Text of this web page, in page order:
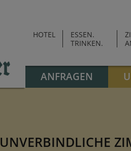
HOTEL
ESSEN.
TRINKEN.
ANFRAGEN
UNVERBINDLICHE